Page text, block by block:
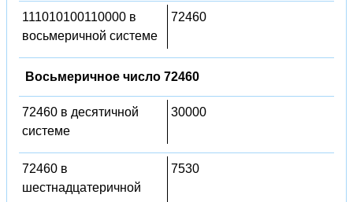
111010100110000 в
восьмеричной системе
72460
Восьмеричное число 72460
72460 в десятичной
системе
30000
72460 в
шестнадцатеричной
7530